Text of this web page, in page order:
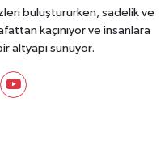
buluştururken, sadelik ve
kaçınıyor ve insanlara
altyapı sunuyor.